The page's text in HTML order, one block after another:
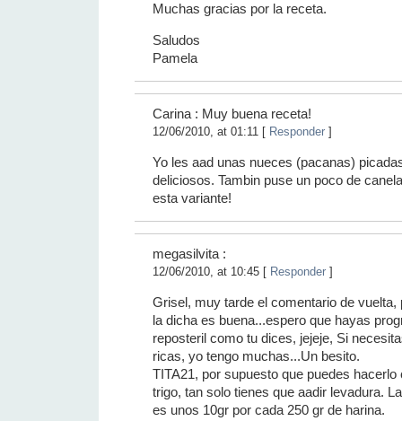
Muchas gracias por la receta.
Saludos
Pamela
Carina : Muy buena receta!
12/06/2010, at 01:11 [ Responder ]
Yo les aad unas nueces (pacanas)
deliciosos. Tambin puse un poco de
esta variante!
megasilvita :
12/06/2010, at 10:45 [ Responder ]
Grisel, muy tarde el comentario de vuelta,
la dicha es buena...espero que hayas
reposteril como tu dices, jejeje, Si
ricas, yo tengo muchas...Un besito.
TITA21, por supuesto que puedes hacerlo
trigo, tan solo tienes que aadir levadura.
es unos 10gr por cada 250 gr de harina.